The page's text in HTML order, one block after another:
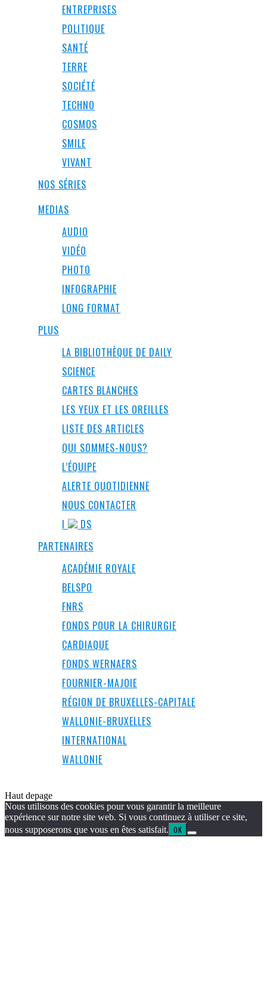
ENTREPRISES
POLITIQUE
SANTÉ
TERRE
SOCIÉTÉ
TECHNO
COSMOS
SMILE
VIVANT
NOS SÉRIES
MEDIAS
AUDIO
VIDÉO
PHOTO
INFOGRAPHIE
LONG FORMAT
PLUS
LA BIBLIOTHÈQUE DE DAILY
SCIENCE
CARTES BLANCHES
LES YEUX ET LES OREILLES
LISTE DES ARTICLES
QUI SOMMES-NOUS?
L’ÉQUIPE
ALERTE QUOTIDIENNE
NOUS CONTACTER
I
DS
PARTENAIRES
ACADÉMIE ROYALE
BELSPO
FNRS
FONDS POUR LA CHIRURGIE
CARDIAQUE
FONDS WERNAERS
FOURNIER-MAJOIE
RÉGION DE BRUXELLES-CAPITALE
WALLONIE-BRUXELLES
INTERNATIONAL
WALLONIE
Haut depage
Nous utilisons des cookies pour vous garantir la meilleure
expérience sur notre site web. Si vous continuez à utiliser ce site,
nous supposerons que vous en êtes satisfait. OK